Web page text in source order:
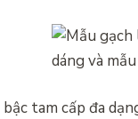
tam cấp đa